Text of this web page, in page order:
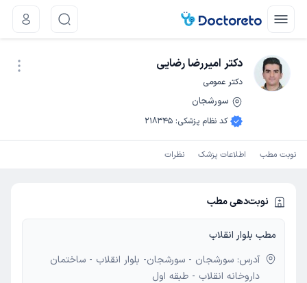
دکتر امیررضا رضایی
دکتر عمومی
سورشجان
کد نظام پزشکی:
218345
نوبت مطب اطلاعات پزشک نظرات
نوبت‌دهی مطب
مطب بلوار انقلاب
آدرس: سورشجان - سورشجان- بلوار انقلاب - ساختمان
داروخانه انقلاب - طبقه اول